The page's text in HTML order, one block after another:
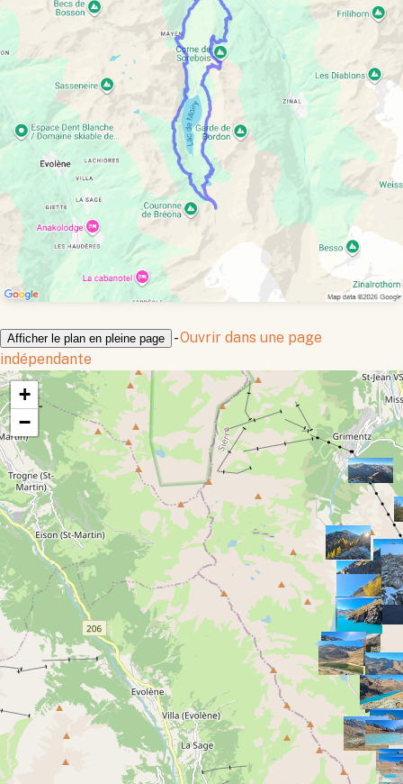
Afficher le plan en pleine page -Ouvrir dans une page
indépendante